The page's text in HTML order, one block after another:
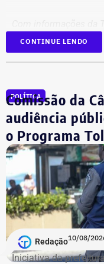
CONTINUE LENDO
POLÍTICA
Comissão da
audiência
o Programa
Redação10/08/
Iniciativa da